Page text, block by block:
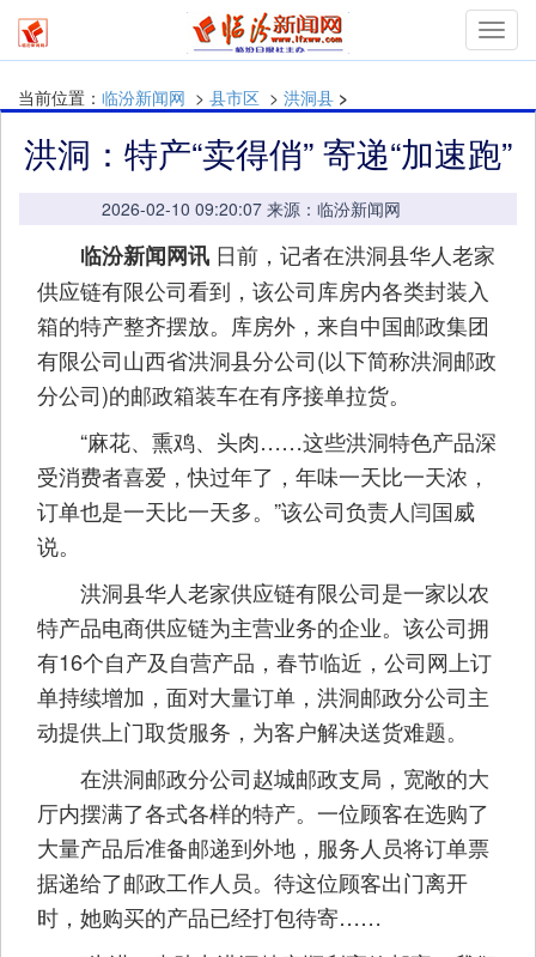
当前位置： 临汾新闻网 > 县市区 > 洪洞县 >
洪洞：特产“卖得俏” 寄递“加速跑”
2026-02-10 09:20:07 来源：临汾新闻网
临汾新闻网讯 日前，记者在洪洞县华人老家
供应链有限公司看到，该公司库房内各类封装入
箱的特产整齐摆放。库房外，来自中国邮政集团
有限公司山西省洪洞县分公司(以下简称洪洞邮政
分公司)的邮政箱装车在有序接单拉货。
“麻花、熏鸡、头肉……这些洪洞特色产品深
受消费者喜爱，快过年了，年味一天比一天浓，
订单也是一天比一天多。”该公司负责人闫国威
说。
洪洞县华人老家供应链有限公司是一家以农
特产品电商供应链为主营业务的企业。该公司拥
有16个自产及自营产品，春节临近，公司网上订
单持续增加，面对大量订单，洪洞邮政分公司主
动提供上门取货服务，为客户解决送货难题。
在洪洞邮政分公司赵城邮政支局，宽敞的大
厅内摆满了各式各样的特产。一位顾客在选购了
大量产品后准备邮递到外地，服务人员将订单票
据递给了邮政工作人员。待这位顾客出门离开
时，她购买的产品已经打包待寄……